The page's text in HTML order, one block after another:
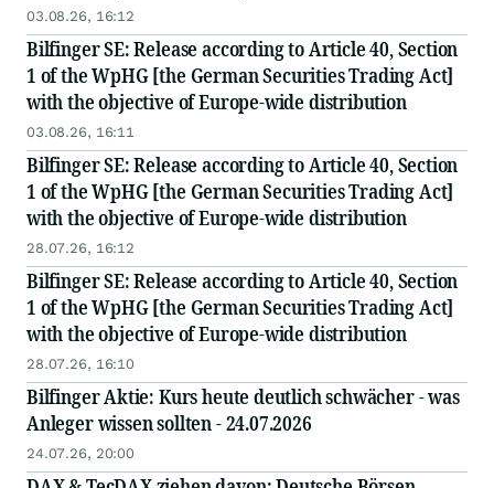
03.08.26, 16:12
Bilfinger SE: Release according to Article 40, Section
1 of the WpHG [the German Securities Trading Act]
with the objective of Europe-wide distribution
03.08.26, 16:11
Bilfinger SE: Release according to Article 40, Section
1 of the WpHG [the German Securities Trading Act]
with the objective of Europe-wide distribution
28.07.26, 16:12
Bilfinger SE: Release according to Article 40, Section
1 of the WpHG [the German Securities Trading Act]
with the objective of Europe-wide distribution
28.07.26, 16:10
Bilfinger Aktie: Kurs heute deutlich schwächer - was
Anleger wissen sollten - 24.07.2026
24.07.26, 20:00